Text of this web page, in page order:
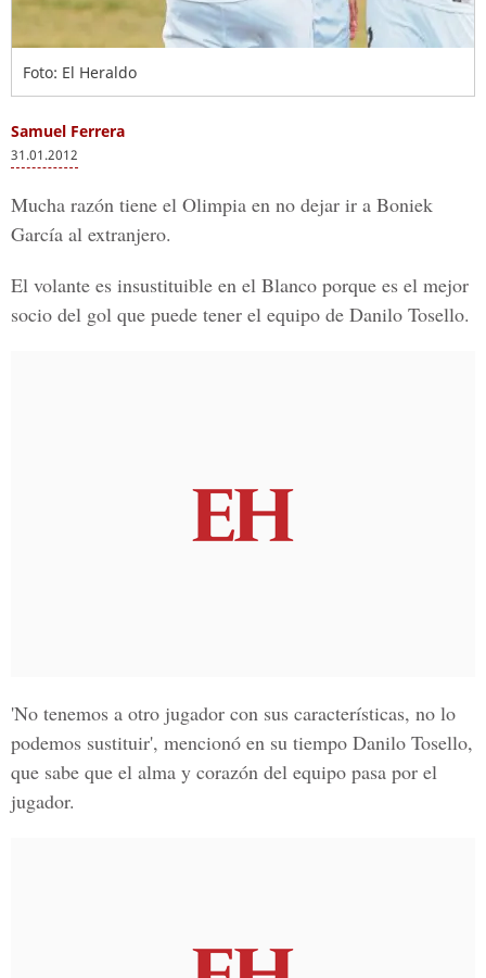
Foto: El Heraldo
Samuel Ferrera
31.01.2012
Mucha razón tiene el Olimpia en no dejar ir a Boniek
García al extranjero.
El volante es insustituible en el Blanco porque es el mejor
socio del gol que puede tener el equipo de Danilo Tosello.
'No tenemos a otro jugador con sus características, no lo
podemos sustituir', mencionó en su tiempo Danilo Tosello,
que sabe que el alma y corazón del equipo pasa por el
jugador.